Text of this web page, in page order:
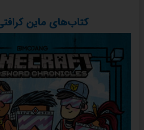
کتاب‌های ماین